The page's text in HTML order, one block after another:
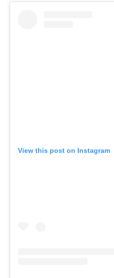
View this post on Instagram